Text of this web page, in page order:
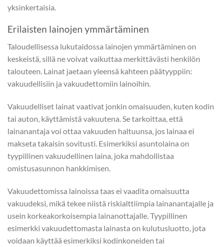
yksinkertaisia.
Erilaisten lainojen ymmärtäminen
Taloudellisessa lukutaidossa lainojen ymmärtäminen on
keskeistä, sillä ne voivat vaikuttaa merkittävästi henkilön
talouteen. Lainat jaetaan yleensä kahteen päätyyppiin:
vakuudellisiin ja vakuudettomiin lainoihin.
Vakuudelliset lainat vaativat jonkin omaisuuden, kuten kodin
tai auton, käyttämistä vakuutena. Se tarkoittaa, että
lainanantaja voi ottaa vakuuden haltuunsa, jos lainaa ei
makseta takaisin sovitusti. Esimerkiksi asuntolaina on
tyypillinen vakuudellinen laina, joka mahdollistaa
omistusasunnon hankkimisen.
Vakuudettomissa lainoissa taas ei vaadita omaisuutta
vakuudeksi, mikä tekee niistä riskialttiimpia lainanantajalle ja
usein korkeakorkoisempia lainanottajalle. Tyypillinen
esimerkki vakuudettomasta lainasta on kulutusluotto, jota
voidaan käyttää esimerkiksi kodinkoneiden tai